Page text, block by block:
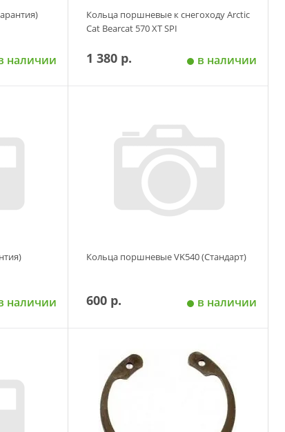
наличии
Кольца поршневые к снегоходу Аrctic
Сat Bearcat 570 XT SPI
1 380 р. в наличии
наличии
Кольца поршневые VK540 (Стандарт)
600 р. в наличии
Добавить в корзину